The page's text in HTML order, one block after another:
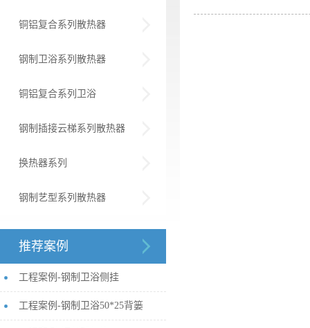
铜铝复合系列散热器
钢制卫浴系列散热器
铜铝复合系列卫浴
钢制插接云梯系列散热器
换热器系列
钢制艺型系列散热器
推荐案例
工程案例-钢制卫浴侧挂
工程案例-钢制卫浴50*25背篓